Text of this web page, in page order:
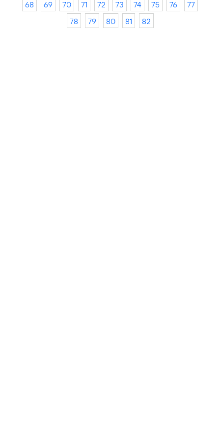
68
69 70 71 72 73 74 75 76
77
78
79 80 81 82